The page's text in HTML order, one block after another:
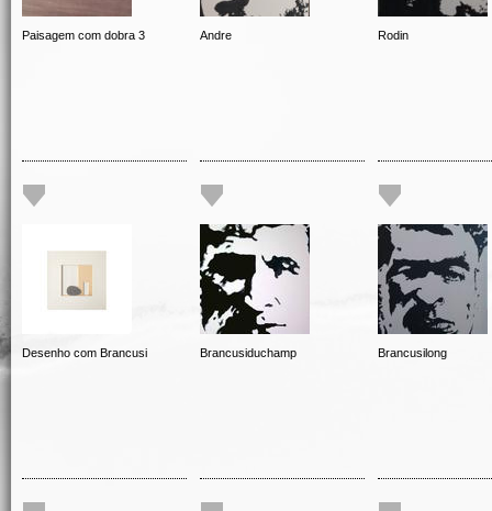
Paisagem com dobra 3 Andre Rodin
Desenho com Brancusi Brancusiduchamp Brancusilong